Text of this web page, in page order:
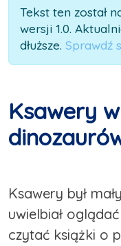
Tekst ten został
wersji 1.0.
dłuższe. Sprawdź
Ksawery
Ksawery był
uwielbiał
czytać książki o